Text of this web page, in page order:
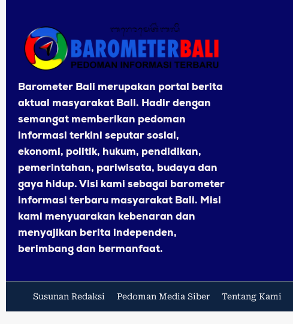
Barometer Bali merupakan portal berita
aktual masyarakat Bali. Hadir dengan
semangat memberikan pedoman
informasi terkini seputar sosial,
ekonomi, politik, hukum, pendidikan,
pemerintahan, pariwisata, budaya dan
gaya hidup. Visi kami sebagai barometer
informasi terbaru masyarakat Bali. Misi
kami menyuarakan kebenaran dan
menyajikan berita independen,
berimbang dan bermanfaat.
Susunan Redaksi Pedoman Media Siber Tentang Kami